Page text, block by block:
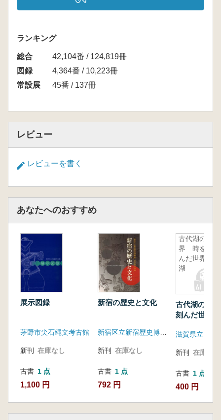
ランキング
総合
42,104番 / 124,819冊
図録
4,364番 / 10,223冊
常設展
45番 / 137冊
レビュー
レビューを書く
あなたへのおすすめ
展示図録
茅野市尖石縄文考古館
新刊 在庫なし
古書 1 点
1,100 円
新宿の歴史と文化
新宿区立新宿歴史博物館
新刊 在庫なし
古書 1 点
792 円
古代湖の世
界 時を刻
んだ世界の
湖
古代湖の世
刻んだ世界
滋賀県立琵琶
新刊 在庫なし
古書 1 点
400 円